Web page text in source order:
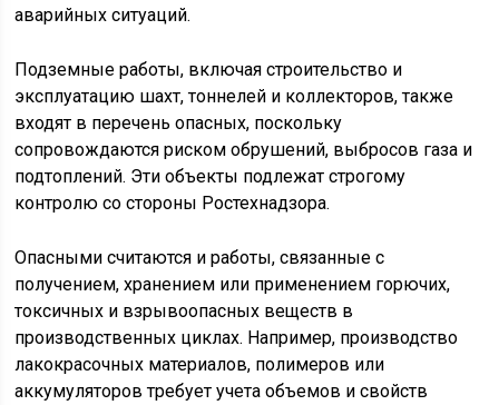
аварийных ситуаций.
Подземные работы, включая строительство и
эксплуатацию шахт, тоннелей и коллекторов, также
входят в перечень опасных, поскольку
сопровождаются риском обрушений, выбросов газа и
подтоплений. Эти объекты подлежат строгому
контролю со стороны Ростехнадзора.
Опасными считаются и работы, связанные с
получением, хранением или применением горючих,
токсичных и взрывоопасных веществ в
производственных циклах. Например, производство
лакокрасочных материалов, полимеров или
аккумуляторов требует учета объемов и свойств